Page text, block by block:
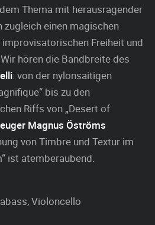
dem Thema mit herausragender
zugleich einen magischen
Freiheit und
hören die Bandbreite des
: von der nylonsaitigen
bis zu den
Riffs von „Desert of
Magnus Öströms
von Timbre und Textur im
ist atemberaubend.
Violoncello